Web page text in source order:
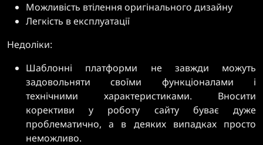
Можливість втілення оригінального дизайну
Легкість в експлуатації
Недоліки:
Шаблонні платформи не завжди можуть
задовольняти своїми функціоналами і
технічними характеристиками. Вносити
корективи у роботу сайту буває дуже
проблематично, а в деяких випадках просто
неможливо.